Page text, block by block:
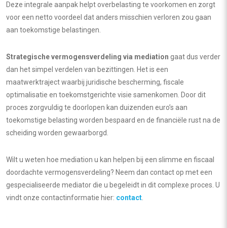
Deze integrale aanpak helpt overbelasting te voorkomen en zorgt
voor een netto voordeel dat anders misschien verloren zou gaan
aan toekomstige belastingen.
Strategische vermogensverdeling via mediation gaat dus verder
dan het simpel verdelen van bezittingen. Het is een
maatwerktraject waarbij juridische bescherming, fiscale
optimalisatie en toekomstgerichte visie samenkomen. Door dit
proces zorgvuldig te doorlopen kan duizenden euro’s aan
toekomstige belasting worden bespaard en de financiële rust na de
scheiding worden gewaarborgd.
Wilt u weten hoe mediation u kan helpen bij een slimme en fiscaal
doordachte vermogensverdeling? Neem dan contact op met een
gespecialiseerde mediator die u begeleidt in dit complexe proces. U
vindt onze contactinformatie hier: contact